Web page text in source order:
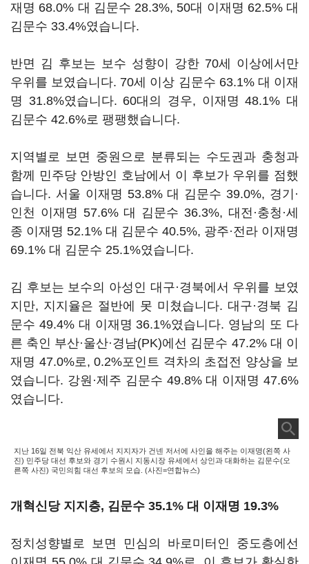
재명 68.0% 대 김문수 28.3%, 50대 이재명 62.5% 대
김문수 33.4%였습니다.
반면 김 후보는 보수 성향이 강한 70세 이상에서만
우위를 보였습니다. 70세 이상 김문수 63.1% 대 이재
명 31.8%였습니다. 60대의 경우, 이재명 48.1% 대
김문수 42.6%로 팽팽했습니다.
지역별로 보면 중원으로 분류되는 수도권과 충청과
함께 민주당 안방인 호남에서 이 후보가 우위를 점했
습니다. 서울 이재명 53.8% 대 김문수 39.0%, 경기·
인천 이재명 57.6% 대 김문수 36.3%, 대전·충청·세
종 이재명 52.1% 대 김문수 40.5%, 광주·전라 이재명
69.1% 대 김문수 25.1%였습니다.
김 후보는 보수의 아성인 대구·경북에서 우위를 보였
지만, 지지율은 절반에 못 미쳤습니다. 대구·경북 김
문수 49.4% 대 이재명 36.1%였습니다. 영남의 또 다
른 축인 부산·울산·경남(PK)에선 김문수 47.2% 대 이
재명 47.0%로, 0.2%포인트 격차의 초접전 양상을 보
였습니다. 강원·제주 김문수 49.8% 대 이재명 47.6%
였습니다.
지난 16일 전북 익산 유세에서 지지자가 건넨 저서에 사인을 해주는 이재명(왼쪽 사
진) 민주당 대선 후보와 경기 수원시 지동시장 유세에서 상인과 대화하는 김문수(오
른쪽 사진) 국민의힘 대선 후보의 모습. (사진=연합뉴스)
개혁신당 지지층, 김문수 35.1% 대 이재명 19.3%
정치성향별로 보면 민심의 바로미터인 중도층에선